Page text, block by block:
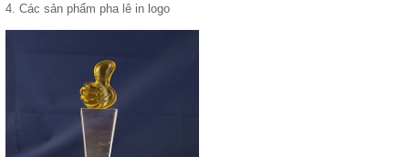
4. Các sản phẩm pha lê in logo